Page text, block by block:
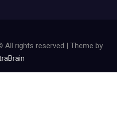
All rights reserved | Theme by